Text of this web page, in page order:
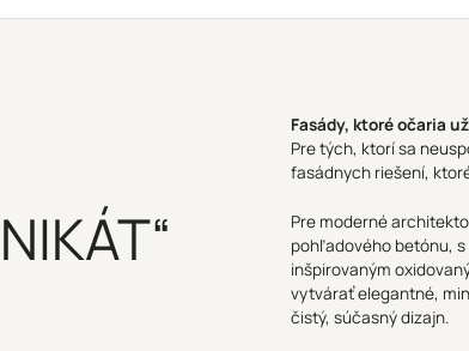
Fasády, ktoré očaria
Pre tých, ktorí sa
fasádnych riešení,
Pre moderné
pohľadového betónu,
inšpirovaným
vytvárať elegantné,
čistý, súčasný dizajn.